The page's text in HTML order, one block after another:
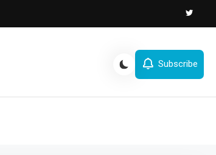
Subscribe